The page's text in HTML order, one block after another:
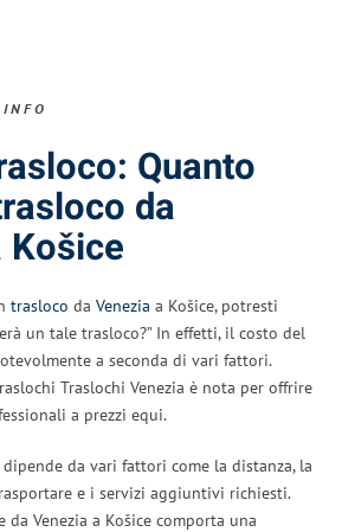
INFO
Quanto
da
Košice
trasloco da Venezia a Košice, potresti
un tale trasloco?” In effetti, il costo del
a seconda di vari fattori.
Traslochi Venezia è nota per offrire
a prezzi equi.
da vari fattori come la distanza, la
e i servizi aggiuntivi richiesti.
da Venezia a Košice comporta una